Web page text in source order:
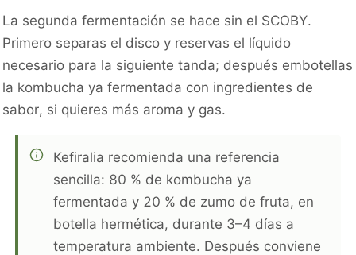
La segunda fermentación se hace sin el SCOBY.
Primero separas el disco y reservas el líquido
necesario para la siguiente tanda; después embotellas
la kombucha ya fermentada con ingredientes de
sabor, si quieres más aroma y gas.
Kefiralia recomienda una referencia
sencilla: 80 % de kombucha ya
fermentada y 20 % de zumo de fruta, en
botella hermética, durante 3–4 días a
temperatura ambiente. Después conviene